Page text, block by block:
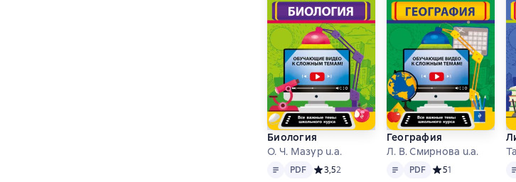
Биология
О. Ч. Мазур u.a.
Text PDF
PDF Средний рейтинг 3,5 на основе 2 оценок
3,52
География
Л. В. Смирнова u.a.
Text PDF
PDF Средний рейтинг 5
51